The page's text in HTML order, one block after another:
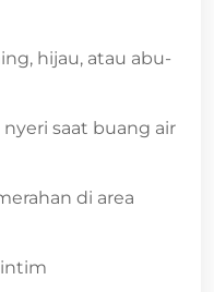
hijau, atau abu-
nyeri saat buang air
di area